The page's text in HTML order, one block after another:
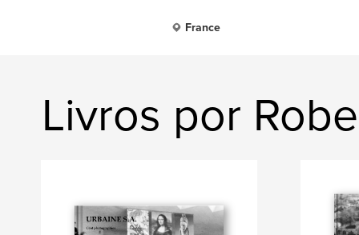
France
Livros por